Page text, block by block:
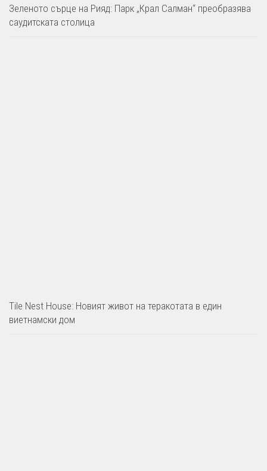
Зеленото сърце на Рияд: Парк „Крал Салман“ преобразява
саудитската столица
Tile Nest House: Новият живот на теракотата в един
виетнамски дом